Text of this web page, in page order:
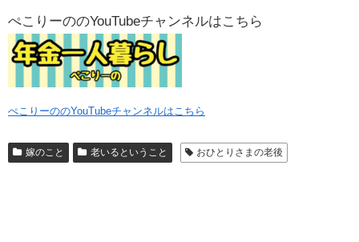
ぺこりーののYouTubeチャンネルはこちら
ぺこりーののYouTubeチャンネルはこちら
嫁のこと 老いるということ おひとりさまの老後